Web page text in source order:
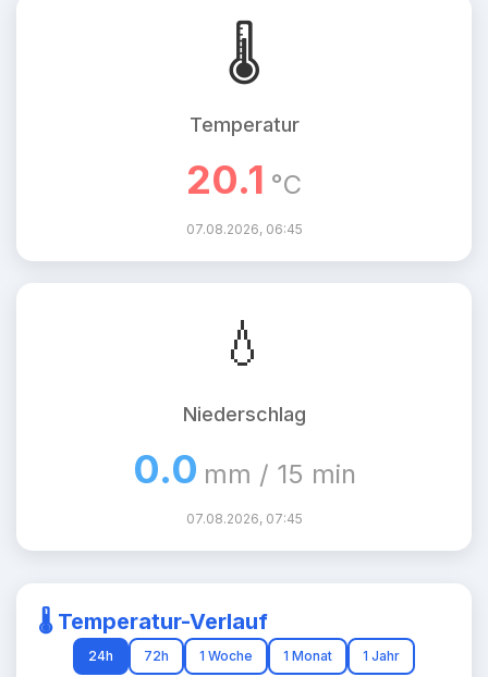
🌡️
Temperatur
20.1 °C
07.08.2026, 06:45
💧
Niederschlag
0.0 mm / 15 min
07.08.2026, 07:45
🌡️ Temperatur-Verlauf
24h 72h 1 Woche 1 Monat 1 Jahr